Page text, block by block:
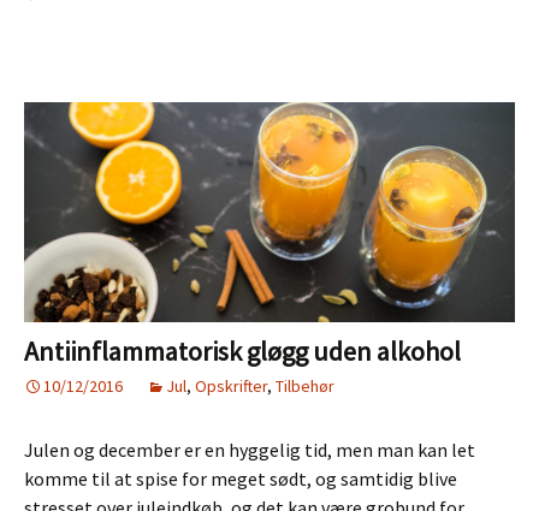
Antiinflammatorisk gløgg uden alkohol
10/12/2016 Jul, Opskrifter, Tilbehør
Julen og december er en hyggelig tid, men man kan let
komme til at spise for meget sødt, og samtidig blive